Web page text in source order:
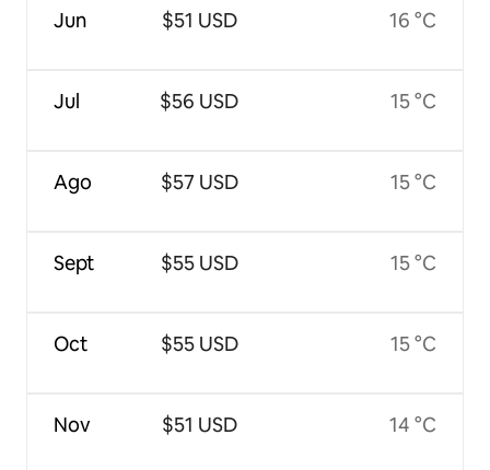
Jun
Jul
Ago
Sept
Oct
Nov
$51 USD
$56 USD
$57 USD
$55 USD
$55 USD
$51 USD
16 °C
15 °C
15 °C
15 °C
15 °C
14 °C